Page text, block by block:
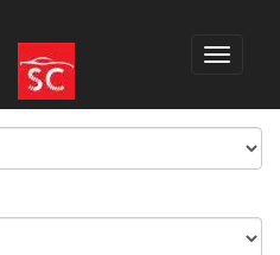
Toggle
И МОДЕЛЬ